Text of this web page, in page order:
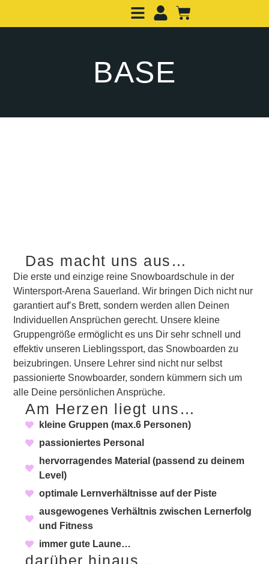
BASE
Das macht uns aus…
Die erste und einzige reine Snowboardschule in der
Wintersport-Arena Sauerland. Wir bringen Dich nicht nur
garantiert auf’s Brett, sondern werden allen Deinen
Individuellen Ansprüchen gerecht. Unsere kleine
Gruppengröße ermöglicht es uns Dir sehr schnell und
effektiv unseren Lieblingssport, das Snowboarden zu
beizubringen. Unsere Lehrer sind nicht nur selbst
passionierte Snowboarder, sondern kümmern sich um
alle Deine persönlichen Ansprüche.
Am Herzen liegt uns…
kleine Gruppen (max.6 Personen)
passioniertes Personal
hervorragendes Material (passend zu deinem
Level)
optimale Lernverhältnisse auf der Piste
ausgewogenes Verhältnis zwischen Lernerfolg
und Fitness
immer gute Laune…
darüber hinaus…